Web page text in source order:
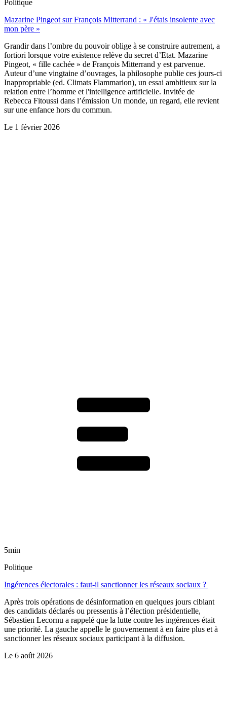
Politique
Mazarine Pingeot sur François Mitterrand : « J'étais insolente avec
mon père »
Grandir dans l’ombre du pouvoir oblige à se construire autrement, a
fortiori lorsque votre existence relève du secret d’Etat. Mazarine
Pingeot, « fille cachée » de François Mitterrand y est parvenue.
Auteur d’une vingtaine d’ouvrages, la philosophe publie ces jours-ci
Inappropriable (ed. Climats Flammarion), un essai ambitieux sur la
relation entre l’homme et l'intelligence artificielle. Invitée de
Rebecca Fitoussi dans l’émission Un monde, un regard, elle revient
sur une enfance hors du commun.
Le 1 février 2026
5min
Politique
Ingérences électorales : faut-il sanctionner les réseaux sociaux ?
Après trois opérations de désinformation en quelques jours ciblant
des candidats déclarés ou pressentis à l’élection présidentielle,
Sébastien Lecornu a rappelé que la lutte contre les ingérences était
une priorité. La gauche appelle le gouvernement à en faire plus et à
sanctionner les réseaux sociaux participant à la diffusion.
Le 6 août 2026